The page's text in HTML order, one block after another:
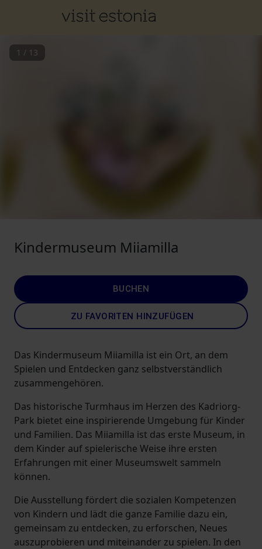
1 / 13
Kindermuseum Miiamilla
BUCHEN
ZU FAVORITEN HINZUFÜGEN
Das Kindermuseum Miiamilla ist ein Ort, an dem
Spielen und Entdecken ganz selbstverständlich
zusammengehören.
Das historische Turmhaus im Herzen des Kadriorg-
Park bietet eine inspirierende Umgebung für Kinder
und Familien. Das Miiamilla ist das erste Museum, in
dem Kinder auf spielerische Weise ihre ersten
Erfahrungen mit einer Museumswelt sammeln
können.
Die Ausstellung fördert die sozialen Kompetenzen
von Kindern und lädt die ganze Familie dazu ein,
gemeinsam zu entdecken, zu erforschen, Neues
auszuprobieren und miteinander zu spielen. In den